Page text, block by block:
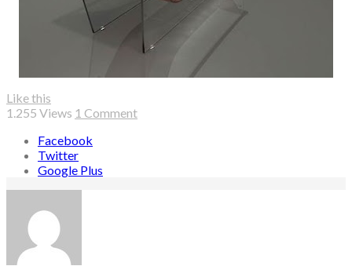
Like this
1.255 Views 1 Comment
Facebook
Twitter
Google Plus